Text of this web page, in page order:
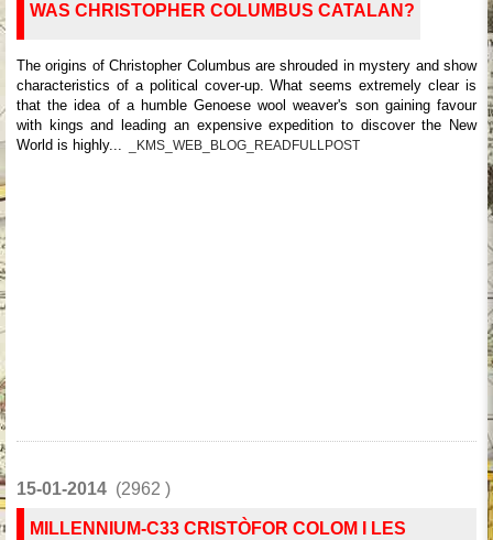
WAS CHRISTOPHER COLUMBUS CATALAN?
The origins of Christopher Columbus are shrouded in mystery and show
characteristics of a political cover-up. What seems extremely clear is
that the idea of a humble Genoese wool weaver's son gaining favour
with kings and leading an expensive expedition to discover the New
World is highly...
_KMS_WEB_BLOG_READFULLPOST
15-01-2014 (2962 )
MILLENNIUM-C33 CRISTÒFOR COLOM I LES